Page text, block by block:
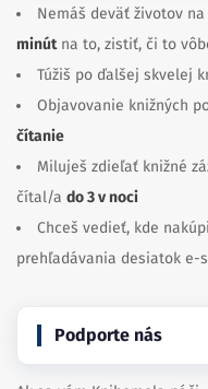
Nemáš deväť životov
minútna to, zistiť, či to
Túžiš po ďalšej skvelej
Objavovanie knižných
čítanie
Miluješ zdieľať knižné
čítal/a do 3 v noci
Chceš vedieť, kde
prehľadávania desiatok e-
Podporte nás